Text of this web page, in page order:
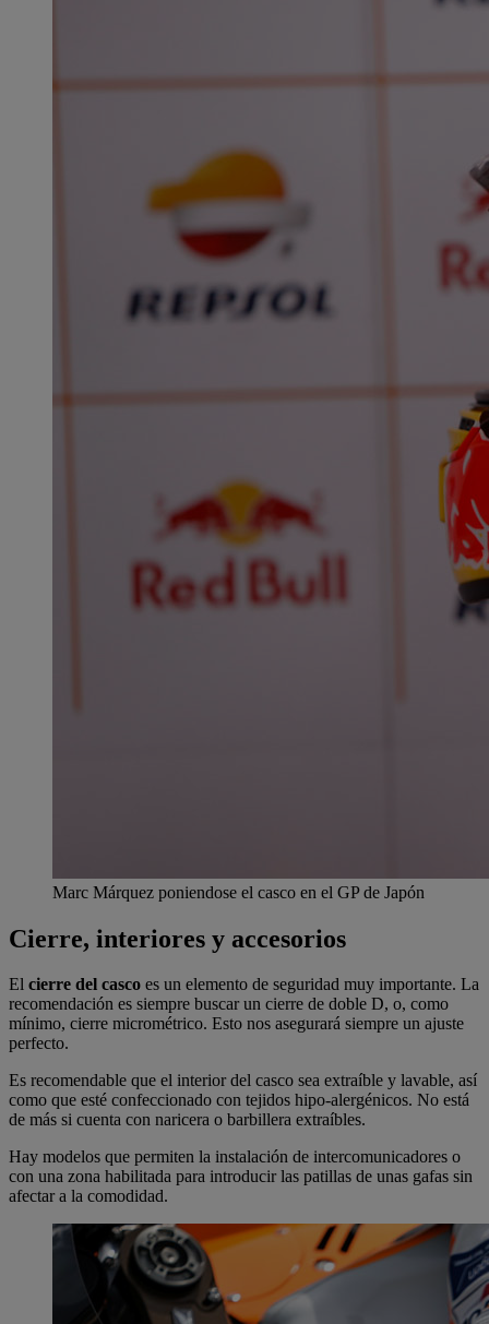
Marc Márquez poniendose el casco en el GP de Japón
Cierre, interiores y accesorios
El cierre del casco es un elemento de seguridad muy importante. La
recomendación es siempre buscar un cierre de doble D, o, como
mínimo, cierre micrométrico. Esto nos asegurará siempre un ajuste
perfecto.
Es recomendable que el interior del casco sea extraíble y lavable, así
como que esté confeccionado con tejidos hipo-alergénicos. No está
de más si cuenta con naricera o barbillera extraíbles.
Hay modelos que permiten la instalación de intercomunicadores o
con una zona habilitada para introducir las patillas de unas gafas sin
afectar a la comodidad.